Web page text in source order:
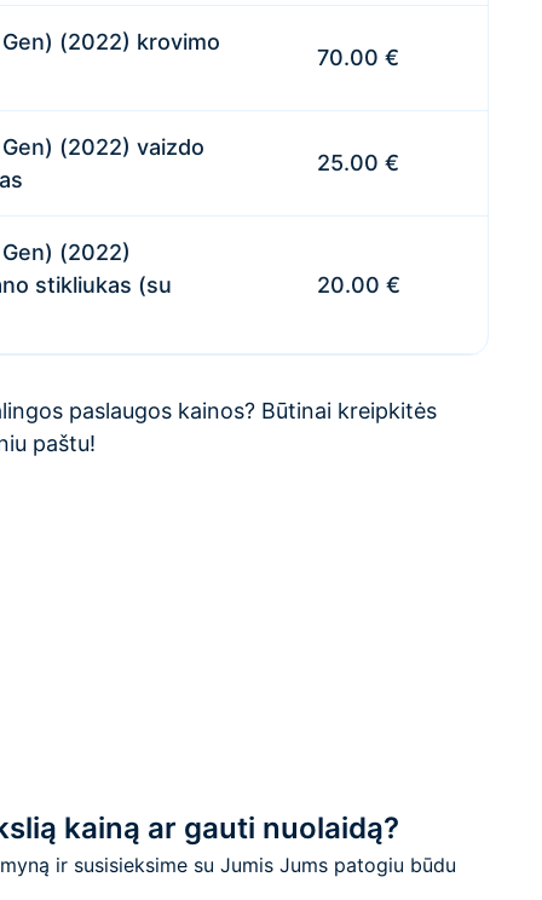
(2022) krovimo
70.00 €
(2022) vaizdo
25.00 €
(2022)
stikliukas (su
20.00 €
paslaugos kainos? Būtinai kreipkitės
paštu!
kainą ar gauti nuolaidą?
ir susisieksime su Jumis Jums patogiu būdu